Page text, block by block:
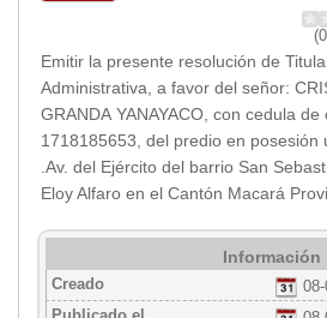
Emitir la presente resolución de
Administrativa, a favor del señor:
GRANDA YANAYACO, con cedula
1718185653, del predio en posesión
.Av. del Ejército del barrio San
Eloy Alfaro en el Cantón Macará
Información
Creado